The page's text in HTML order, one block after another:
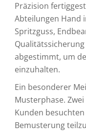
Präzision
Abteilungen Hand
Spritzguss,
abgestimmt, um
einzuhalten.
Ein besonderer
Musterphase.
Kunden
Bemusterung